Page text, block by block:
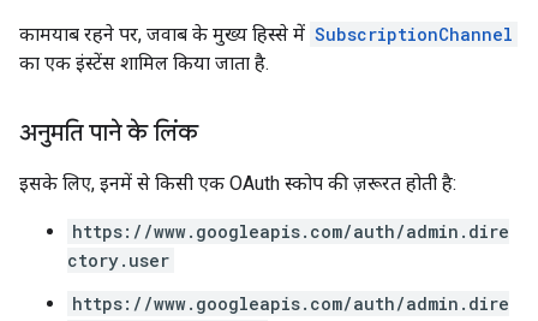
कामयाब रहने पर, जवाब के मुख्य हिस्से में SubscriptionChannel
का एक इंस्टेंस शामिल किया जाता है.
अनुमति पाने के लिंक
इसके लिए, इनमें से किसी एक OAuth स्कोप की ज़रूरत होती है:
https://www.googleapis.com/auth/admin.dire
ctory.user
https://www.googleapis.com/auth/admin.dire